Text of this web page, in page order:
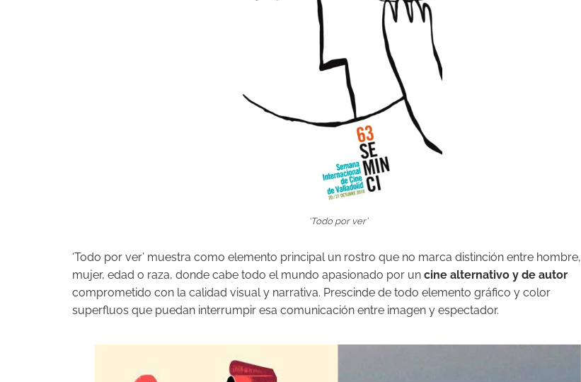
‘Todo por ver’
‘Todo por ver’ muestra como elemento principal un rostro que no marca distinción entre hombre,
mujer, edad o raza, donde cabe todo el mundo apasionado por un cine alternativo y de autor
comprometido con la calidad visual y narrativa. Prescinde de todo elemento gráfico y color
superfluos que puedan interrumpir esa comunicación entre imagen y espectador.